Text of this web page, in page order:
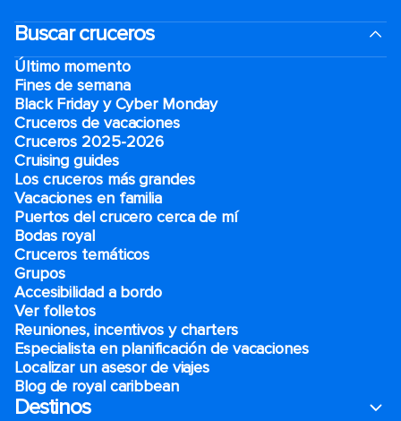
Buscar cruceros
Último momento
Fines de semana
Black Friday y Cyber Monday
Cruceros de vacaciones
Cruceros 2025-2026
Cruising guides
Los cruceros más grandes
Vacaciones en familia
Puertos del crucero cerca de mí
Bodas royal
Cruceros temáticos
Grupos
Accesibilidad a bordo
Ver folletos
Reuniones, incentivos y charters​
Especialista en planificación de vacaciones
Localizar un asesor de viajes
Blog de royal caribbean
Destinos